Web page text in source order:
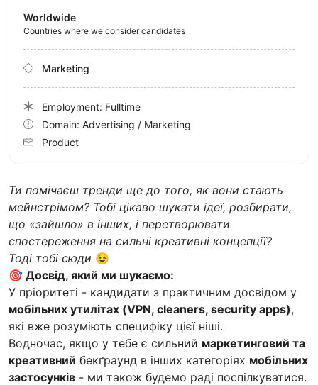
Ти помічаєш тренди ще до того, як вони стають
мейнстрімом? Тобі цікаво шукати ідеї, розбирати,
що «зайшло» в інших, і перетворювати
спостереження на сильні креативні концепції?
Тоді тобі сюди 😉
🎯 Досвід, який ми шукаємо:
У пріоритеті - кандидати з практичним досвідом у
мобільних утилітах (VPN, cleaners, security apps),
які вже розуміють специфіку цієї ніші.
Водночас, якщо у тебе є сильний маркетинговий та
креативний бекґраунд в інших категоріях мобільних
застосунків - ми також будемо раді поспілкуватися.
Worldwide
Countries where we consider candidates
Marketing
Employment: Fulltime
Domain: Advertising / Marketing
Product